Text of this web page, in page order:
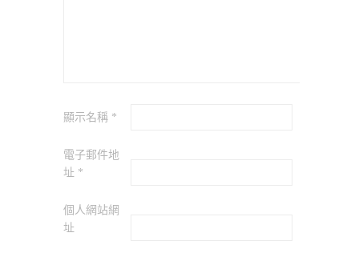
顯示名稱 *
電子郵件地
址 *
個人網站網
址